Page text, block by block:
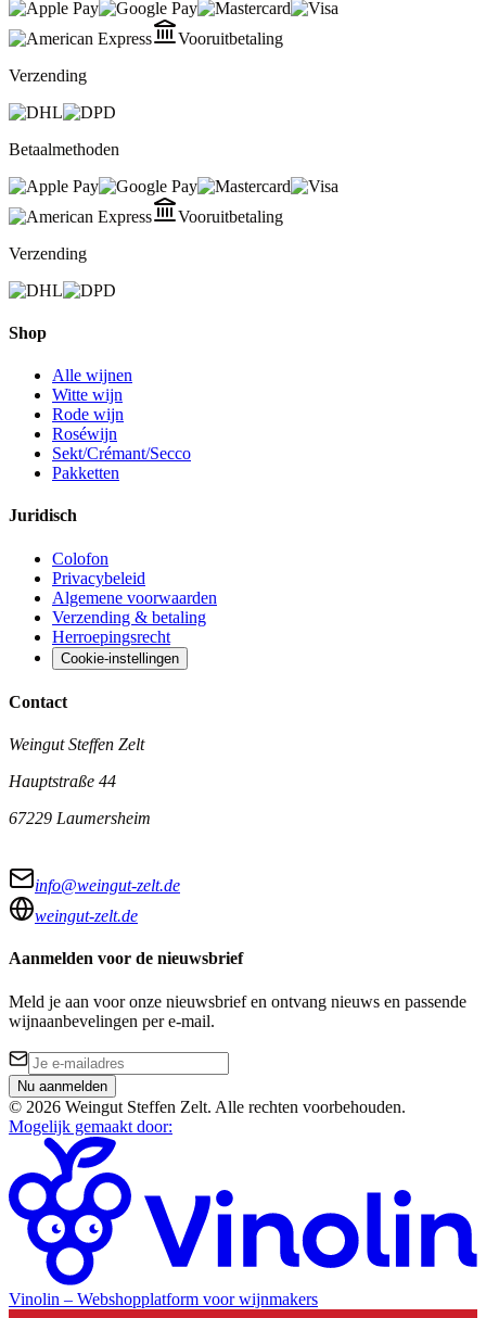
Vooruitbetaling
Verzending
Betaalmethoden
Vooruitbetaling
Verzending
Shop
Alle wijnen
Witte wijn
Rode wijn
Roséwijn
Sekt/Crémant/Secco
Pakketten
Juridisch
Colofon
Privacybeleid
Algemene voorwaarden
Verzending & betaling
Herroepingsrecht
Cookie-instellingen
Contact
Weingut Steffen Zelt
Hauptstraße 44
67229 Laumersheim
info@weingut-zelt.de
weingut-zelt.de
Aanmelden voor de nieuwsbrief
Meld je aan voor onze nieuwsbrief en ontvang nieuws en passende
wijnaanbevelingen per e-mail.
Nu aanmelden
© 2026 Weingut Steffen Zelt. Alle rechten voorbehouden.
Mogelijk gemaakt door:
Vinolin – Webshopplatform voor wijnmakers